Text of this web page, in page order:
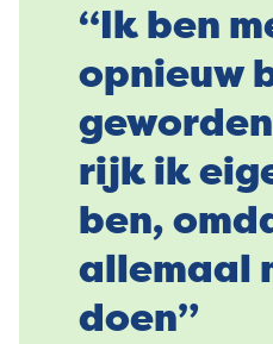
“Ik ben
opnieuw
rijk ik
ben,
allemaal
doen”